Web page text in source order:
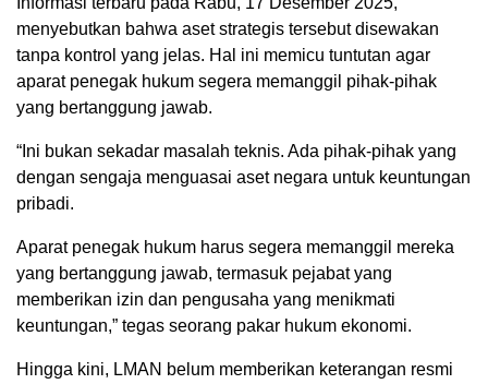
menyebutkan bahwa aset strategis tersebut disewakan
tanpa kontrol yang jelas. Hal ini memicu tuntutan agar
aparat penegak hukum segera memanggil pihak-pihak
yang bertanggung jawab.
“Ini bukan sekadar masalah teknis. Ada pihak-pihak yang
dengan sengaja menguasai aset negara untuk keuntungan
pribadi.
Aparat penegak hukum harus segera memanggil mereka
yang bertanggung jawab, termasuk pejabat yang
memberikan izin dan pengusaha yang menikmati
keuntungan,” tegas seorang pakar hukum ekonomi.
Hingga kini, LMAN belum memberikan keterangan resmi